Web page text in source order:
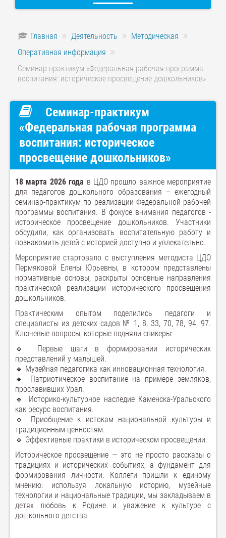
Главная Деятельность
Методическая
Оперативная информация
Семинар-практикум «Федеральная рабочая программа
воспитания: историческое просвещение дошкольников»
Семинар-практикум
«Федеральная рабочая программа
воспитания: историческое
просвещение дошкольников»
18 марта 2026 года в ЦДО прошло важное мероприятие
для педагогов дошкольного образования – ежегодный
семинар-практикум по реализации Федеральной рабочей
программы воспитания. В фокусе внимания педагогов -
историческое просвещение дошкольников. Участники
обсудили, как организовать воспитательную работу и
познакомить детей с историей доступно и увлекательно.
Мероприятие стартовало с выступления методиста ЦДО
Пермяковой Елены Юрьевны, в котором представлены
нормативные основы, раскрыты основные направления
практической реализации исторического просвещения
дошкольников.
Практическим опытом поделились педагоги и
специалисты из детских садов № 1, 8, 33, 70, 78, 94, 97.
Ключевые вопросы, которые подняли спикеры:
🔹 Первые шаги в формировании исторических
представлений у малышей.
🔹 Музейная педагогика как инновационная технология.
🔹 Патриотическое воспитание на примере земляков,
прославивших Урал.
🔹 Историко-культурное наследие Каменска-Уральского
как ресурс воспитания.
🔹 Приобщение к истокам национальной культуры и
традиционным ценностям.
🔹 Эффективные практики в историческом просвещении.
Историческое просвещение — это не просто рассказы о
традициях и исторических событиях, а фундамент для
формирования личности. Коллеги пришли к единому
мнению: используя локальную историю, музейные
технологии и национальные традиции, мы закладываем в
детях любовь к Родине и уважение к культуре с
дошкольного детства.